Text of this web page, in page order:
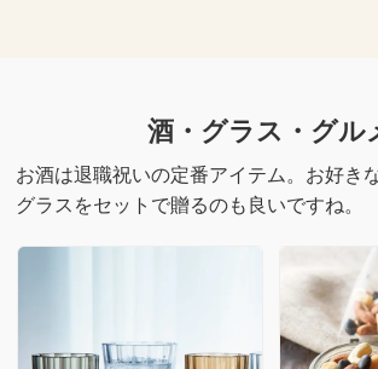
酒・グラス・グル
お酒は退職祝いの定番アイテム。お好き
グラスをセットで贈るのも良いですね。